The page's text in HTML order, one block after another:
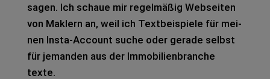
sagen. Ich schaue mir regel­mä­ßig Web­sei­ten
von Mak­lern an, weil ich Text­bei­spie­le für mei­
nen Insta-Account suche oder gera­de selbst
für jeman­den aus der Immo­bi­li­en­bran­che
texte.